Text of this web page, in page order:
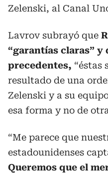
Zelenski, al Canal
Lavrov subrayó que
“garantías claras” y
precedentes, “éstas
resultado de una
Zelenski y a su
esa forma y no de
“Me parece que
estadounidenses
Queremos que el